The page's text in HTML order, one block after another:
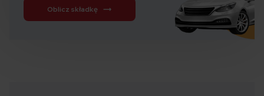
Oblicz składkę